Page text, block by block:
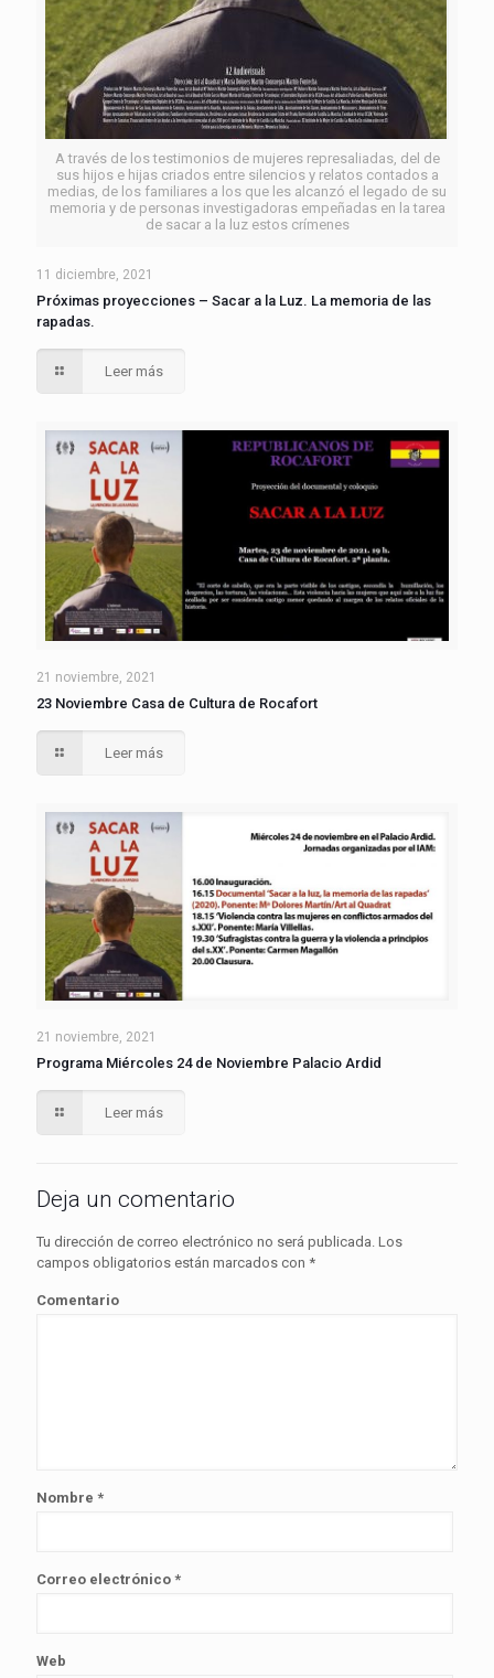
A través de los testimonios de mujeres represaliadas, del de
sus hijos e hijas criados entre silencios y relatos contados a
medias, de los familiares a los que les alcanzó el legado de su
memoria y de personas investigadoras empeñadas en la tarea
de sacar a la luz estos crímenes
11 diciembre, 2021
Próximas proyecciones – Sacar a la Luz. La memoria de las
rapadas.
Leer más
21 noviembre, 2021
23 Noviembre Casa de Cultura de Rocafort
Leer más
21 noviembre, 2021
Programa Miércoles 24 de Noviembre Palacio Ardid
Leer más
Deja un comentario
Tu dirección de correo electrónico no será publicada. Los
campos obligatorios están marcados con *
Comentario
Nombre *
Correo electrónico *
Web